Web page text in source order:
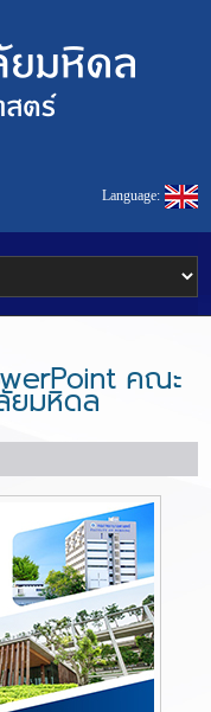
Language:
คณะ
ยมหิดล